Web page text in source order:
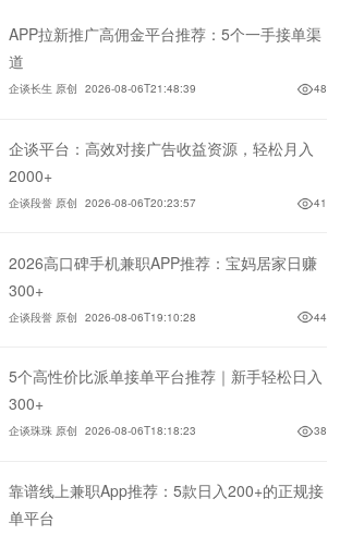
APP拉新推广高佣金平台推荐：5个一手接单渠
道
企谈长生 原创 2026-08-06T21:48:39 48
企谈平台：高效对接广告收益资源，轻松月入
2000+
企谈段誉 原创 2026-08-06T20:23:57 41
2026高口碑手机兼职APP推荐：宝妈居家日赚
300+
企谈段誉 原创 2026-08-06T19:10:28 44
5个高性价比派单接单平台推荐｜新手轻松日入
300+
企谈珠珠 原创 2026-08-06T18:18:23 38
靠谱线上兼职App推荐：5款日入200+的正规接
单平台